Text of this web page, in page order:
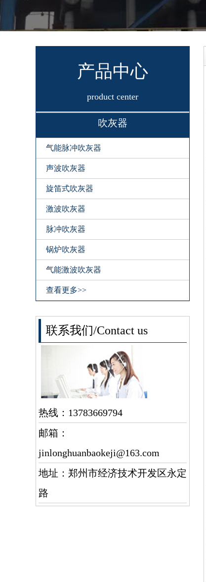
产品中心
product center
吹灰器
气能脉冲吹灰器
声波吹灰器
旋笛式吹灰器
激波吹灰器
脉冲吹灰器
锅炉吹灰器
气能激波吹灰器
查看更多>>
联系我们/Contact us
热线：13783669794
邮箱：
jinlonghuanbaokeji@163.com
地址：郑州市经济技术开发区永定
路